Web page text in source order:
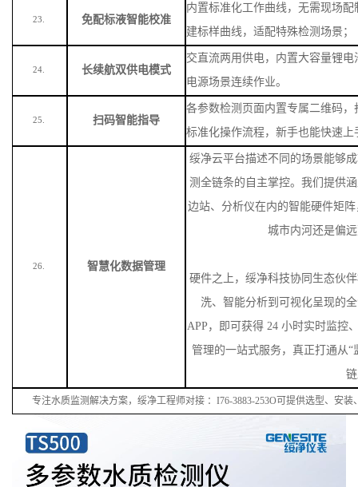
23. 免配标液智能校准
内置标准化工作曲线，无需现场
建标样曲线，适配特殊检测场景 ；
24. 长续航双供电模式
交直流两用供电，内置大容量锂电
电源场景连续作业。
25. 扫码智能指导
各参数检测页面内置专属二维码
标准化操作流程，新手也能快速上
26. 智慧化数据管理
绥净云平台描述不同的场景能够
测全链条的自主掌控。我们提供
边站、分析仪在内的智能硬件矩
城市内河还是偏
硬件之上，绥净科技协同生态伙
洗、智能分析到可视化呈现的
APP，即可获得 24 小时实时监控
管理的一站式服务，真正打通从“
专注水质监测解决方案，绥净工程师对接 ：I76-3883-253O可提供选型、安装